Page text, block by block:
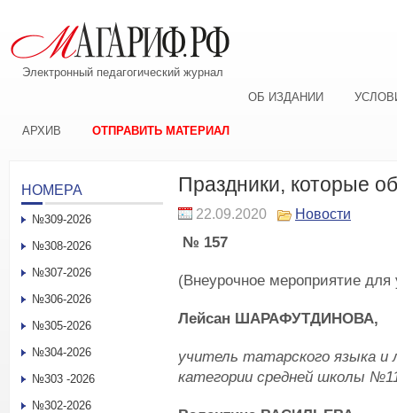
Электронный педагогический журнал
ОБ ИЗДАНИИ
АРХИВ ОТПРАВИТЬ МАТЕРИАЛ
Праздники, которые
22.09.2020 Новости
№ 157
(Внеурочное мероприятие
Лейсан ШАРАФУТДИНОВА,
учитель татарского языка
категории средней школы
НОМЕРА
№309-2026
№308-2026
№307-2026
№306-2026
№305-2026
№304-2026
№303 -2026
№302-2026